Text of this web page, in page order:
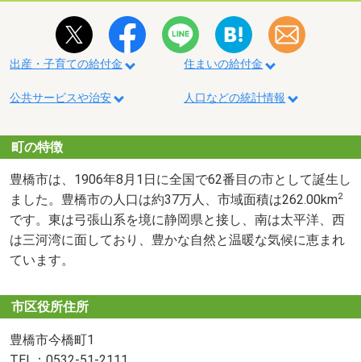
出産・子育ての給付金 住まいの給付金
公共サービスや治安 人口などの統計情報
町の特徴
豊橋市は、1906年8月1日に全国で62番目の市として誕生し
ました。豊橋市の人口は約37万人、市域面積は262.00km2
です。東は弓張山系を境に静岡県と接し、南は太平洋、西
は三河湾に面しており、豊かな自然と温暖な気候に恵まれ
ています。
市区役所住所
豊橋市今橋町1